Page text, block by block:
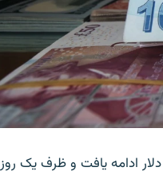
دلار ادامه یافت و ظرف یک روز